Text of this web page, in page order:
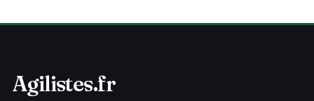
Agilistes.fr